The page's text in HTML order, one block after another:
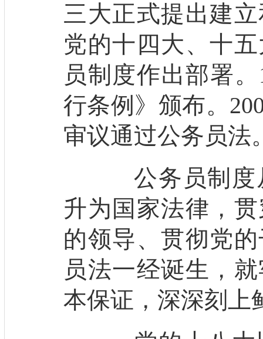
三大正式提出建
党的十四大、十
员制度作出部署
行条例》颁布。
审议通过公务员法
公务员制度
升为国家法律，
的领导、贯彻党
员法一经诞生，
本保证，深深刻上